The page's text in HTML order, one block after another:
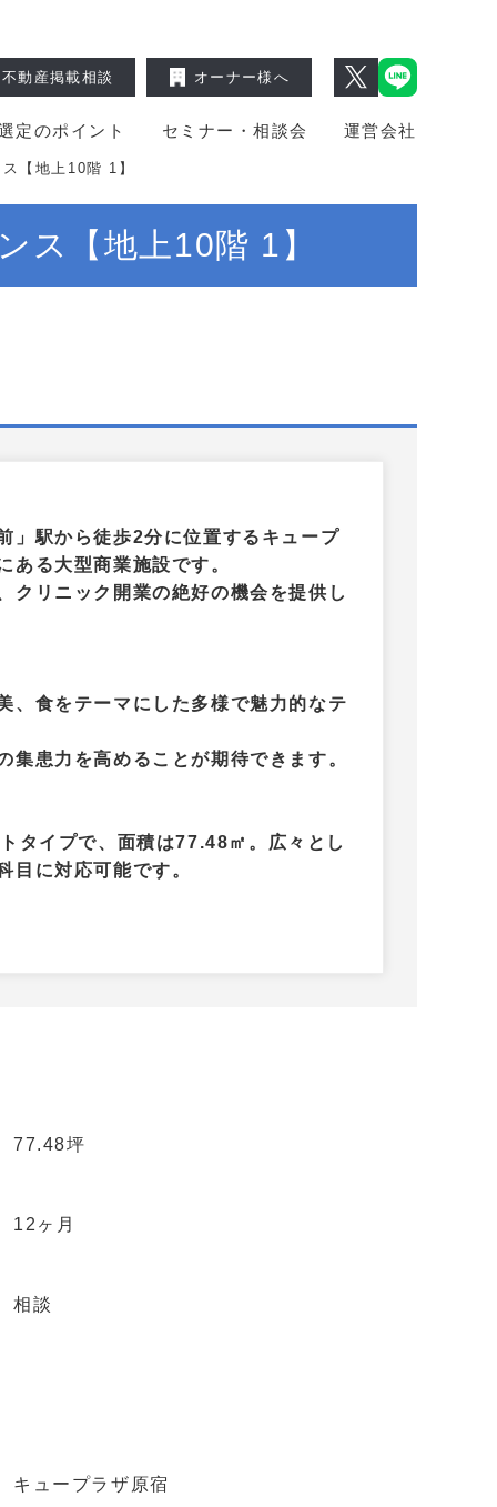
定のポイント セミナー・相談会 運営会社
不動産掲載相談 オーナー様へ
【地上10階 1】
ス【地上10階 1】
」駅から徒歩2分に位置するキュープ
ある大型商業施設です。
クリニック開業の絶好の機会を提供し
、食をテーマにした多様で魅力的なテ
集患力を高めることが期待できます。
タイプで、面積は77.48㎡。広々とし
目に対応可能です。
77.48坪
12ヶ月
相談
キュープラザ原宿